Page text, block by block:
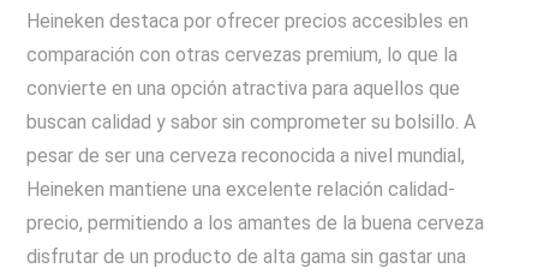
Heineken destaca por ofrecer precios accesibles en
comparación con otras cervezas premium, lo que la
convierte en una opción atractiva para aquellos que
buscan calidad y sabor sin comprometer su bolsillo. A
pesar de ser una cerveza reconocida a nivel mundial,
Heineken mantiene una excelente relación calidad-
precio, permitiendo a los amantes de la buena cerveza
disfrutar de un producto de alta gama sin gastar una